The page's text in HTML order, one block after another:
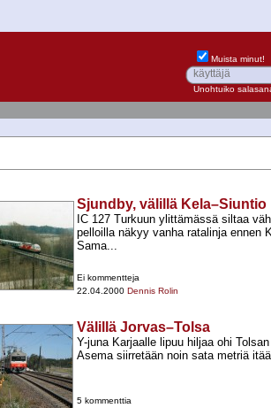
Muista minut!
Unohtuiko
Sjundby, välillä Kela–Siuntio
IC 127 Turkuun ylittämässä siltaa
pelloilla näkyy vanha ratalinja ennen
Sama...
Ei kommentteja
22.04.2000 Dennis Rolin
Välillä Jorvas–Tolsa
Y-​juna Karjaalle lipuu hiljaa ohi
Asema siirretään noin sata metriä
5 kommenttia